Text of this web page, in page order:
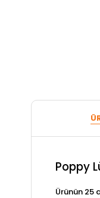
Poppy
Ürünün 25